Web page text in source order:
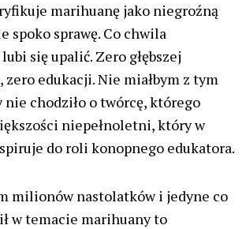
marihuanę jako niegroźną
spoko sprawę. Co chwila
się upalić. Zero głębszej
edukacji. Nie miałbym z tym
nie chodziło o twórcę, którego
niepełnoletni, który w
do roli konopnego edukatora.
milionów nastolatków i jedyne co
w temacie marihuany to